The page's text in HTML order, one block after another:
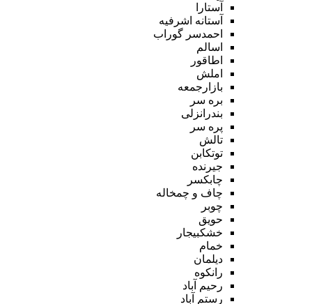
آستارا
آستانه اشرفیه
احمدسر گوراب
اسالم
اطاقور
املش
بازارجمعه
بره سر
بندرانزلی
پره سر
تالش
توتکابن
جیرنده
چابکسر
چاف و چمخاله
چوبر
حویق
خشکبیجار
خمام
دیلمان
رانکوه
رحیم آباد
رستم آباد